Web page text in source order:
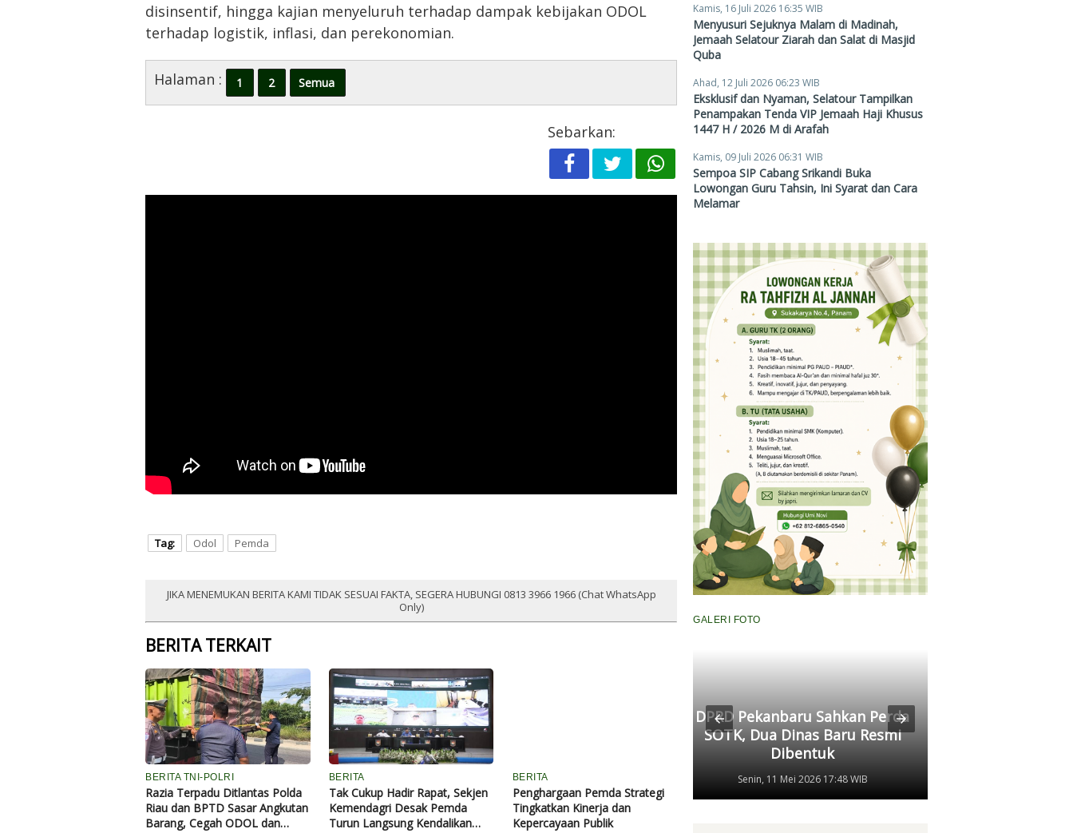
disinsentif, hingga kajian menyeluruh terhadap dampak kebijakan ODOL
terhadap logistik, inflasi, dan perekonomian.
Halaman : 1 2 Semua
Sebarkan:
Tag: Odol Pemda
JIKA MENEMUKAN BERITA KAMI TIDAK SESUAI FAKTA, SEGERA HUBUNGI 0813 3966 1966 (Chat WhatsApp
Only)
BERITA TERKAIT
BERITA TNI-POLRI
Razia Terpadu Ditlantas Polda
Riau dan BPTD Sasar Angkutan
Barang, Cegah ODOL dan
BERITA
Tak Cukup Hadir Rapat, Sekjen
Kemendagri Desak Pemda
Turun Langsung Kendalikan
BERITA
Penghargaan Pemda Strategi
Tingkatkan Kinerja dan
Kepercayaan Publik
Mulai Rp38,4 Juta
Kamis, 16 Juli 2026 16:35 WIB
Menyusuri Sejuknya Malam di Madinah,
Jemaah Selatour Ziarah dan Salat di Masjid
Quba
Ahad, 12 Juli 2026 06:23 WIB
Eksklusif dan Nyaman, Selatour Tampilkan
Penampakan Tenda VIP Jemaah Haji Khusus
1447 H / 2026 M di Arafah
Kamis, 09 Juli 2026 06:31 WIB
Sempoa SIP Cabang Srikandi Buka
Lowongan Guru Tahsin, Ini Syarat dan Cara
Melamar
GALERI FOTO
Komisi III DPRD Pekanbaru
Fasilitasi Mediasi Dugaan
Kekerasan Murid di SDN 181,
Kedua Pihak Mulai Sepakat
Senin, 11 Mei 2026 17:53 WIB
DPRD Pekanbaru Sahkan Perda
SOTK, Dua Dinas Baru Resmi
Dibentuk
Senin, 11 Mei 2026 17:48 WIB